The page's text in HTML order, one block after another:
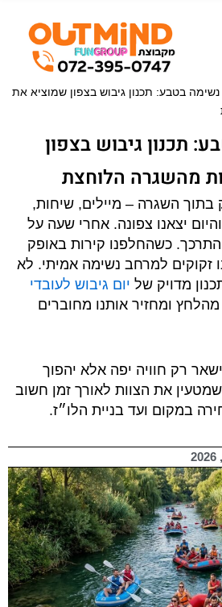
בטבע: תכנון גיבוש בצפון שמוציא את
תכנון גיבוש בצפון
מהשגרה הלוחצת
בתוך השגרה – מיילים, שיחות,
יצאנו צפונה. אחרי שעה על
כשהחלפנו קירות באופק
זקוקים למרחב נשימה אמיתי. לא
מדויק של יום גיבוש לעובדי
מהלחץ ומחזיר אותנו מחוברים
רק חוויה יפה אלא יהפוך
את הצוות לאורך זמן חשוב
במקום ועד בניית הלו״ז.